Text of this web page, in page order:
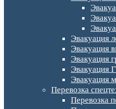
Эвакуация
Эвакуация
Эвакуация
Эвакуация
Эвакуация
Перевозка
Перевозка